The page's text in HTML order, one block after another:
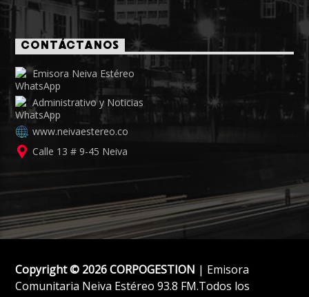
CONTÁCTANOS
Emisora Neiva Estéreo
Administrativo y Noticias
www.neivaestereo.co
Calle 13 # 9-45 Neiva
Copyright © 2026 CORPOGESTION | Emisora
Comunitaria Neiva Estéreo 93.8 FM.Todos los